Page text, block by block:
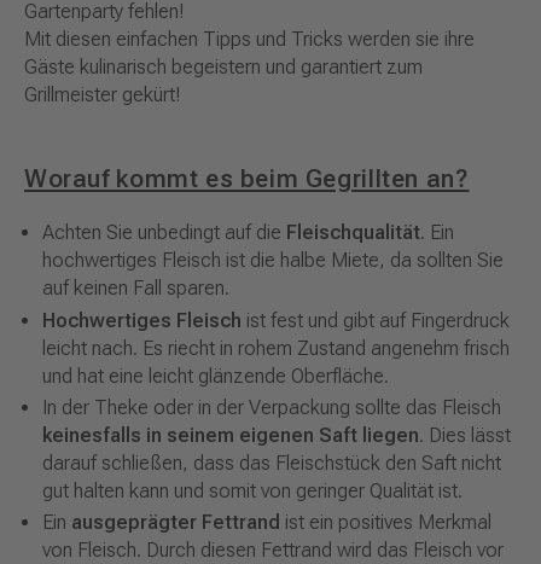
Gartenparty fehlen!
Mit diesen einfachen Tipps und Tricks werden sie ihre
Gäste kulinarisch begeistern und garantiert zum
Grillmeister gekürt!
Worauf kommt es beim Gegrillten an?
Achten Sie unbedingt auf die Fleischqualität. Ein
hochwertiges Fleisch ist die halbe Miete, da sollten Sie
auf keinen Fall sparen.
Hochwertiges Fleisch ist fest und gibt auf Fingerdruck
leicht nach. Es riecht in rohem Zustand angenehm frisch
und hat eine leicht glänzende Oberfläche.
In der Theke oder in der Verpackung sollte das Fleisch
keinesfalls in seinem eigenen Saft liegen. Dies lässt
darauf schließen, dass das Fleischstück den Saft nicht
gut halten kann und somit von geringer Qualität ist.
Ein ausgeprägter Fettrand ist ein positives Merkmal
von Fleisch. Durch diesen Fettrand wird das Fleisch vor